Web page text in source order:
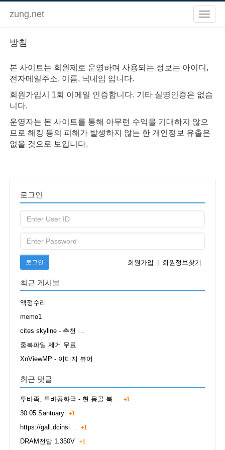
zung.net
방침
본 사이트는 회원제로 운영하며 사용되는 정보는 ​아이디,
전자메일주소, 이름, 닉네임 입니다.
회원가입시 1회 이메일 인증합니다. 기타 실명인증은 없습
니다.
운영자는 본 사이트를 통해 아무런 수익을 기대하지 않으
므로 해킹 등의 피해가 발생하지 않는 한 개인정보 유출은
없을 것으로 보입니다.
로그인
로그인 회원가입 회원정보찾기
최근 게시물
액정수리
memo1
cites skyline - 추천 …
중복파일 제거 무료
XnViewMP - 이미지 뷰어
최근 댓글
투바족, 투바공화국 - 현 몽골 북… +1
30:05 Santuary +1
https://gall.dcinsi… +1
DRAM전압 1.350V +1